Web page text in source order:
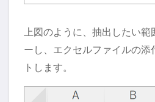
上図のように、抽出したい
ーし、エクセルファイルの添
トします。